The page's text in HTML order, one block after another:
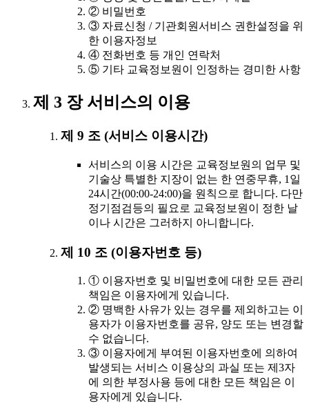
② 비밀번호
③ 자료신청 / 기관회원서비스 권한설정을 위
한 이용자정보
④ 전화번호 등 개인 연락처
⑤ 기타 교육정보원이 인정하는 경미한 사항
제 3 장 서비스의 이용
제 9 조 (서비스 이용시간)
서비스의 이용 시간은 교육정보원의 업무 및
기술상 특별한 지장이 없는 한 연중무휴, 1일
24시간(00:00-24:00)을 원칙으로 합니다. 다만
정기점검등의 필요로 교육정보원이 정한 날
이나 시간은 그러하지 아니합니다.
제 10 조 (이용자번호 등)
① 이용자번호 및 비밀번호에 대한 모든 관리
책임은 이용자에게 있습니다.
② 명백한 사유가 있는 경우를 제외하고는 이
용자가 이용자번호를 공유, 양도 또는 변경할
수 없습니다.
③ 이용자에게 부여된 이용자번호에 의하여
발생되는 서비스 이용상의 과실 또는 제3자
에 의한 부정사용 등에 대한 모든 책임은 이
용자에게 있습니다.